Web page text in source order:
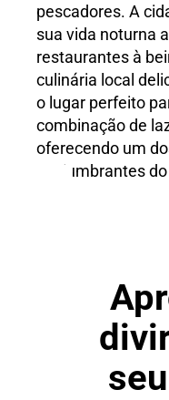
pescadores. A
sua vida noturna
restaurantes à
culinária local
o lugar perfeito
combinação de
oferecendo um
deslumbrantes